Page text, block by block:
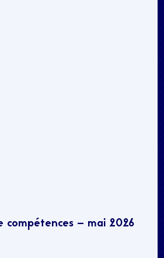
compétences – mai 2026